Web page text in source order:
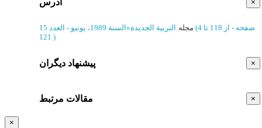
× آدرس
مجله: التربية الجديدة» السنة 1989، يونيو - العدد 15 (‎4 صفحه -
از 118 تا
)
× پیشنهاد دیگران
× مقالات مرتبط
×